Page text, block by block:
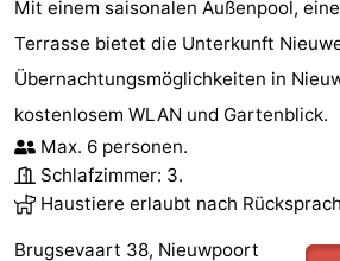
Mit einem saisonalen Außenpool,
Terrasse bietet die Unterkunft
Übernachtungsmöglichkeiten in
kostenlosem WLAN und Gartenblick.
Max. 6 personen.
Schlafzimmer: 3.
Haustiere erlaubt nach
Brugsevaart 38, Nieuwpoort